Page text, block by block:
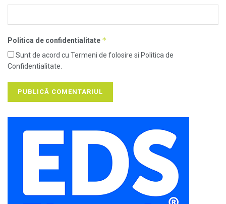
Politica de confidentialitate *
Sunt de acord cu Termeni de folosire si Politica de
Confidentialitate.